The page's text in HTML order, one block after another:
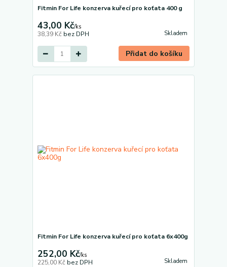
Fitmin For Life konzerva kuřecí pro koťata 400 g
43,00 Kč/ks
38,39 Kč bez DPH Skladem
Přidat do košíku
Fitmin For Life konzerva kuřecí pro koťata 6x400g
252,00 Kč/ks
225,00 Kč bez DPH Skladem